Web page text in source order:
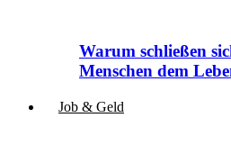
Warum schließen
Menschen dem
Job & Geld